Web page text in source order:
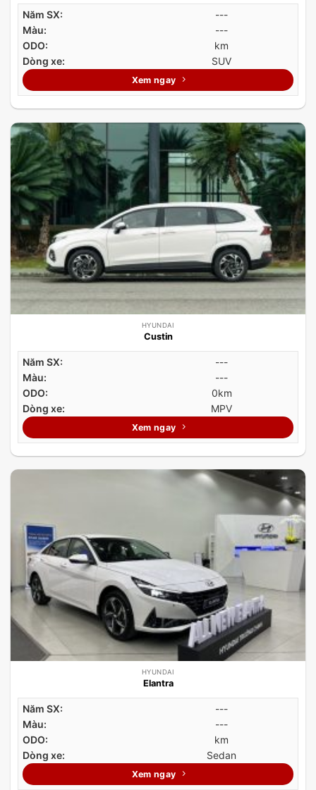
Năm SX:
---
Màu:
---
ODO:
km
Dòng xe:
SUV
Xem ngay
HYUNDAI
Custin
Năm SX:
---
Màu:
---
ODO:
0km
Dòng xe:
MPV
Xem ngay
HYUNDAI
Elantra
Năm SX:
---
Màu:
---
ODO:
km
Dòng xe:
Sedan
Xem ngay